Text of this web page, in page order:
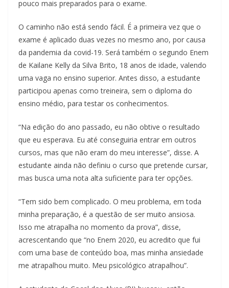
pouco mais preparados para o exame.
O caminho não está sendo fácil. É a primeira vez que o
exame é aplicado duas vezes no mesmo ano, por causa
da pandemia da covid-19. Será também o segundo Enem
de Kailane Kelly da Silva Brito, 18 anos de idade, valendo
uma vaga no ensino superior. Antes disso, a estudante
participou apenas como treineira, sem o diploma do
ensino médio, para testar os conhecimentos.
“Na edição do ano passado, eu não obtive o resultado
que eu esperava. Eu até conseguiria entrar em outros
cursos, mas que não eram do meu interesse”, disse. A
estudante ainda não definiu o curso que pretende cursar,
mas busca uma nota alta suficiente para ter opções.
“Tem sido bem complicado. O meu problema, em toda
minha preparação, é a questão de ser muito ansiosa.
Isso me atrapalha no momento da prova”, disse,
acrescentando que “no Enem 2020, eu acredito que fui
com uma base de conteúdo boa, mas minha ansiedade
me atrapalhou muito. Meu psicológico atrapalhou”.